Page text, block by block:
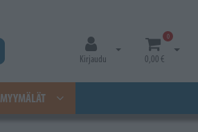
Kirjaudu
Avaa kirjautuminen
0
0,00 €
Avaa
MYYMÄLÄT